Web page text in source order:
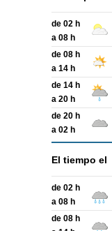
de 02 h
a 08 h
de 08 h
a 14 h
de 14 h
a 20 h
de 20 h
a 02 h
El tiempo el
de 02 h
a 08 h
de 08 h